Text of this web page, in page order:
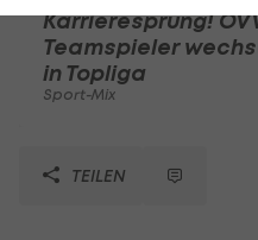
Karrieresprung!
Teamspieler
in Topliga
Sport-Mix
TEILEN